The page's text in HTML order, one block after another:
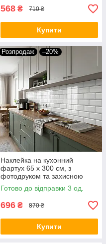
568 ₴ 710 ₴
Купити
Розпродаж –20%
Наклейка на кухонний
фартух 65 х 300 см, з
фотодруком та захисною
ламінацією сірі цеглини (БП-
s_tx296)
Готово до відправки 3 од.
696 ₴ 870 ₴
Купити